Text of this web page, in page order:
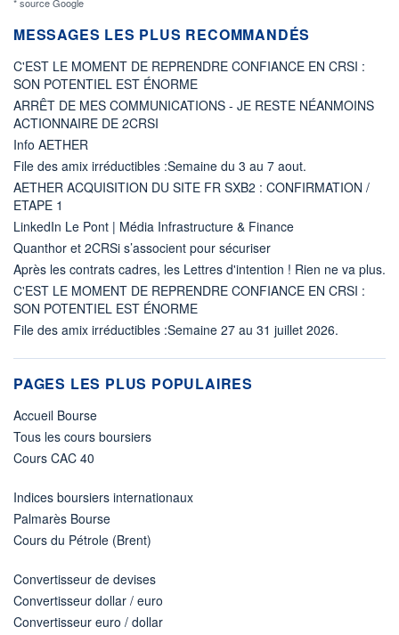
MESSAGES LES PLUS RECOMMANDÉS
C'EST LE MOMENT DE REPRENDRE CONFIANCE EN CRSI :
SON POTENTIEL EST ÉNORME
ARRÊT DE MES COMMUNICATIONS - JE RESTE NÉANMOINS
ACTIONNAIRE DE 2CRSI
Info AETHER
File des amix irréductibles :Semaine du 3 au 7 aout.
AETHER ACQUISITION DU SITE FR SXB2 : CONFIRMATION /
ETAPE 1
LinkedIn Le Pont | Média Infrastructure & Finance
Quanthor et 2CRSi s’associent pour sécuriser
Après les contrats cadres, les Lettres d'intention ! Rien ne va plus.
C'EST LE MOMENT DE REPRENDRE CONFIANCE EN CRSI :
SON POTENTIEL EST ÉNORME
File des amix irréductibles :Semaine 27 au 31 juillet 2026.
PAGES LES PLUS POPULAIRES
Accueil Bourse
Tous les cours boursiers
Cours CAC 40
Indices boursiers internationaux
Palmarès Bourse
Cours du Pétrole (Brent)
Convertisseur de devises
Convertisseur dollar / euro
Convertisseur euro / dollar